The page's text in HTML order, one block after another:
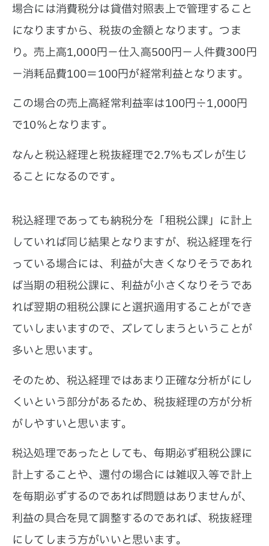
場合には消費税分は貸借対照表上で管理すること
になりますから、税抜の金額となります。つま
り。売上高1,000円－仕入高500円－人件費300円
－消耗品費100＝100円が経常利益となります。
この場合の売上高経常利益率は100円÷1,000円
で10％となります。
なんと税込経理と税抜経理で2.7％もズレが生じ
ることになるのです。
税込経理であっても納税分を「租税公課」に計上
していれば同じ結果となりますが、税込経理を行
っている場合には、利益が大きくなりそうであれ
ば当期の租税公課に、利益が小さくなりそうであ
れば翌期の租税公課にと選択適用することができ
ていしまいますので、ズレてしまうということが
多いと思います。
そのため、税込経理ではあまり正確な分析がにし
くいという部分があるため、税抜経理の方が分析
がしやすいと思います。
税込処理であったとしても、毎期必ず租税公課に
計上することや、還付の場合には雑収入等で計上
を毎期必ずするのであれば問題はありませんが、
利益の具合を見て調整するのであれば、税抜経理
にしてしまう方がいいと思います。